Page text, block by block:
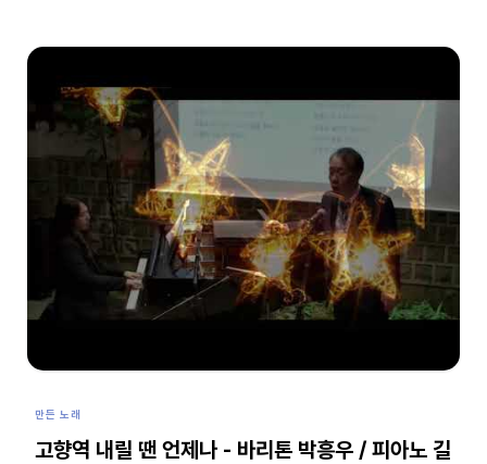
만든 노래
고향역 내릴 땐 언제나 - 바리톤 박흥우 / 피아노 길